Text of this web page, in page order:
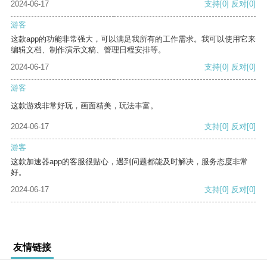
2024-06-17 支持[0] 反对[0]
游客
这款app的功能非常强大，可以满足我所有的工作需求。我可以使用它来
编辑文档、制作演示文稿、管理日程安排等。
2024-06-17
支持[0] 反对[0]
游客
这款游戏非常好玩，画面精美，玩法丰富。
2024-06-17 支持[0] 反对[0]
游客
这款加速器app的客服很贴心，遇到问题都能及时解决，服务态度非常
好。
2024-06-17
支持[0] 反对[0]
友情链接